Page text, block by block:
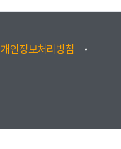
개인정보처리방침